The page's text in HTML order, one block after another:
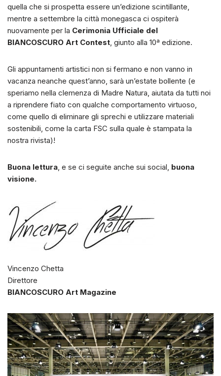
quella che si prospetta essere un’edizione scintillante,
mentre a settembre la città monegasca ci ospiterà
nuovamente per la Cerimonia Ufficiale del
BIANCOSCURO Art Contest, giunto alla 10ª edizione.
Gli appuntamenti artistici non si fermano e non vanno in
vacanza neanche quest’anno, sarà un’estate bollente (e
speriamo nella clemenza di Madre Natura, aiutata da tutti noi
a riprendere fiato con qualche comportamento virtuoso,
come quello di eliminare gli sprechi e utilizzare materiali
sostenibili, come la carta FSC sulla quale è stampata la
nostra rivista)!
Buona lettura, e se ci seguite anche sui social, buona
visione.
Vincenzo Chetta
Direttore
BIANCOSCURO Art Magazine